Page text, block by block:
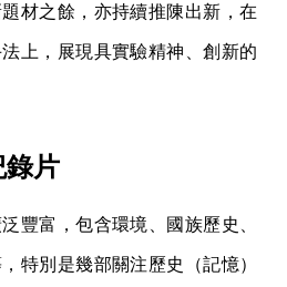
材之餘，亦持續推陳出新，在
上，展現具實驗精神、創新的
錄片
豐富，包含環境、國族歷史、
特別是幾部關注歷史（記憶）